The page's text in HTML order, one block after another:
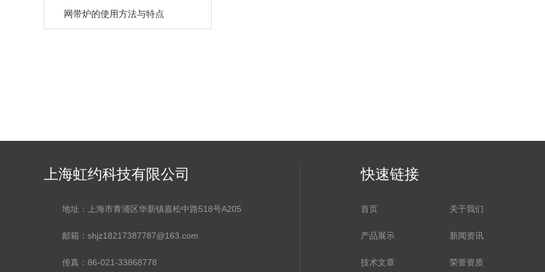
网带炉的使用方法与特点
上海虹约科技有限公司
地址：上海市青浦区华新镇嘉松中路518号A205
邮箱：shjz18217387787@163.com
传真：86-021-33868778
快速链接
首页 关于我们
产品展示 新闻资讯
技术文章 荣誉资质